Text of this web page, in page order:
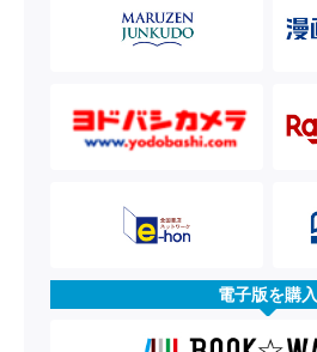
電子版を購入